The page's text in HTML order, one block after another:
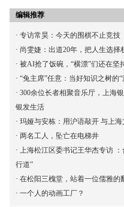
编辑推荐
· 专访常昊：今天的围棋不止竞技
· 尚雯婕：出道20年，把人生选择
· 被AI抢了饭碗，“横漂”们还在坚
· “兔主席”任意：当好知识之树的“
· 300余位长者相聚音乐厅，上海
银发生活
· 玛娅与安栋：用沪语敲开 与上
· 两名工人，坠亡在电梯井
· 上海松江区委书记王华杰专访 ：
行道”
· 在松阳三槐堂，站着一位儒雅的
· 一个人的动画工厂？